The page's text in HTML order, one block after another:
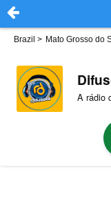
Brazil > Mato Grosso do
A rádio